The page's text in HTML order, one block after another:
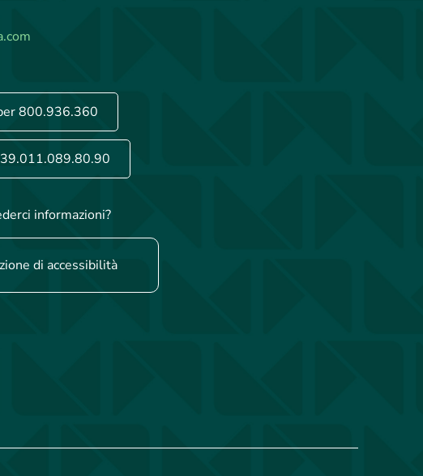
800.936.360
informazioni?
di accessibilità